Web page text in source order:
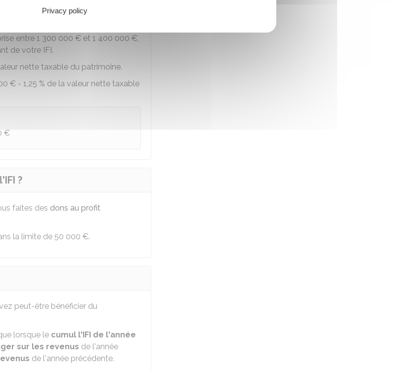
entre 1 300 000 € et 1 400 000 €,
de votre IFI.
nette taxable du patrimoine.
€ - 1,25 % de la valeur nette taxable
€
?
faites des dons au profit
la limite de 50 000 €.
peut-être bénéficier du
lorsque le cumul l'IFI de l'année
sur les revenus de l'année
de l'année précédente.
Privacy policy